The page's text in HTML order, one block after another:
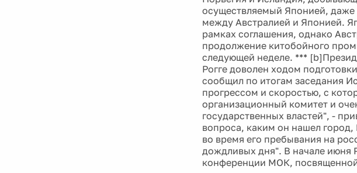
осуществляемый Японией,
между Австралией и Японией.
рамках соглашения, однако
продолжение китобойного
следующей неделе. ***
Рогге доволен ходом
сообщил по итогам заседания
прогрессом и скоростью, с
организационный комитет и
государственных властей", -
вопроса, каким он нашел город,
во время его пребывания на
дождливых дня". В начале июня
конференции МОК,